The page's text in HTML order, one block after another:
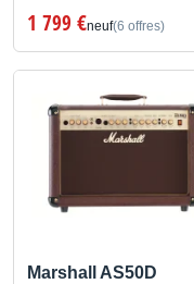
1 799 €neuf(6 offres)
Marshall AS50D